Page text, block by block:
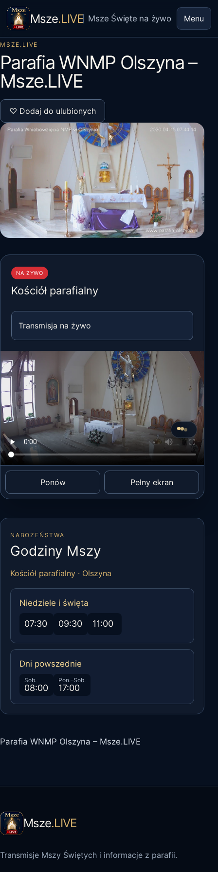
Msze.LIVE Msze Święte na żywo Menu
MSZE.LIVE
Parafia WNMP Olszyna –
Msze.LIVE
♡ Dodaj do ulubionych
NA ŻYWO
Kościół parafialny
Transmisja na żywo
Ponawiamy
Ponów Pełny ekran
NABOŻEŃSTWA
Godziny Mszy
Kościół parafialny · Olszyna
Niedziele i święta
07:30 09:30 11:00
Dni powszednie
Sob.
08:00
Pon.–Sob.
17:00
Parafia WNMP Olszyna – Msze.LIVE
Msze.LIVE
Transmisje Mszy Świętych i informacje z parafii.